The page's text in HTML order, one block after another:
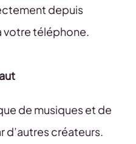
depuis
votre téléphone.
de musiques et de
d’autres créateurs.